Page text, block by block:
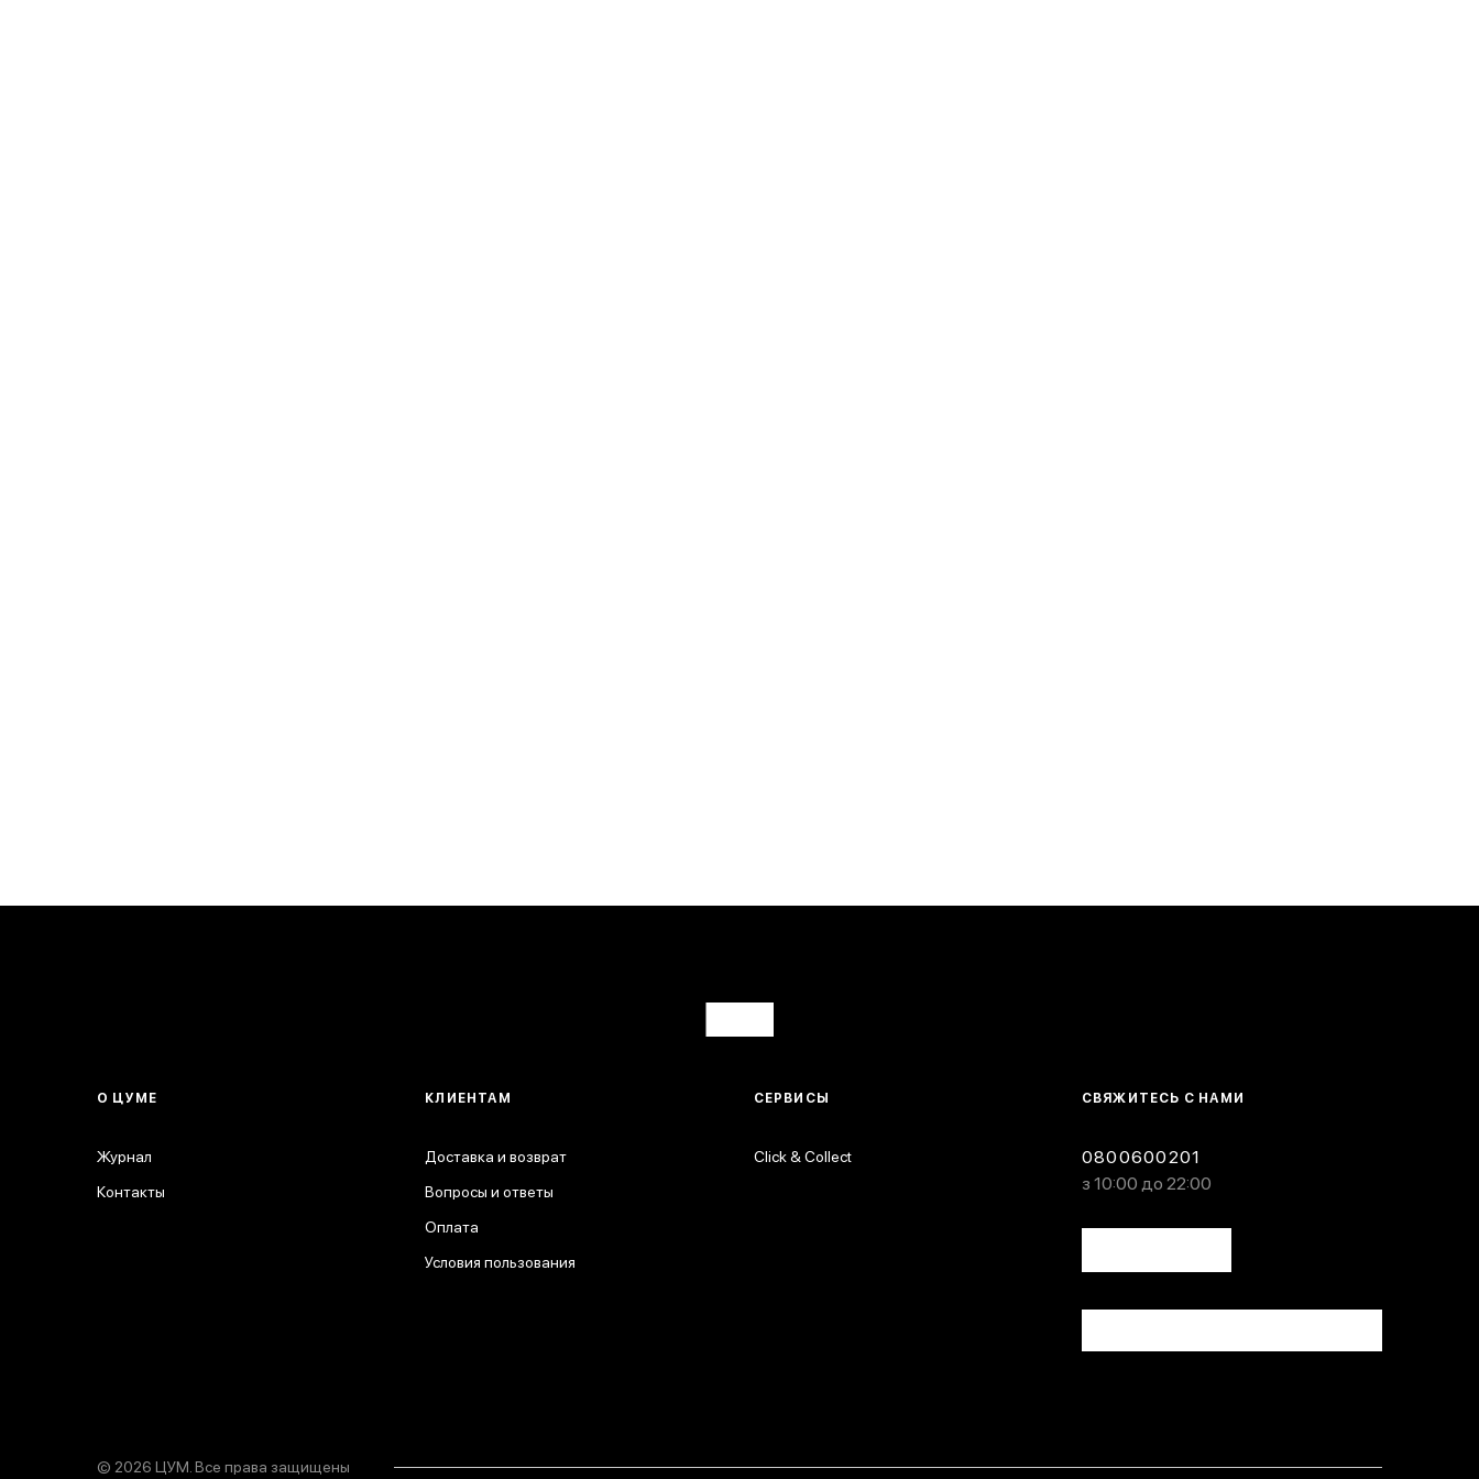
СВЯЖИТЕСЬ С НАМИ
0800600201
з 10:00 до 22:00
О ЦУМЕ
Журнал
Контакты
КЛИЕНТАМ
Доставка и возврат
Вопросы и ответы
Оплата
Условия пользования
СЕРВИСЫ
Click & Collect
© 2026 ЦУМ. Все права защищены